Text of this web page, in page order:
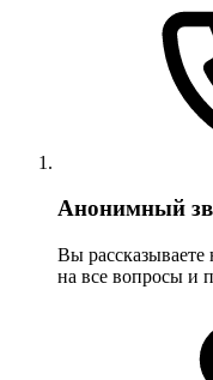
Анонимный
Вы
на все вопросы и